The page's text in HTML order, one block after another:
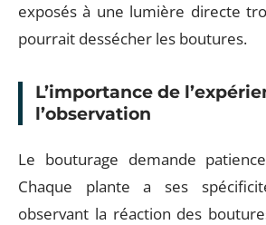
exposés à une lumière directe
pourrait dessécher les boutures.
L’importance de
l’observation
Le bouturage demande
Chaque plante a ses
observant la réaction des